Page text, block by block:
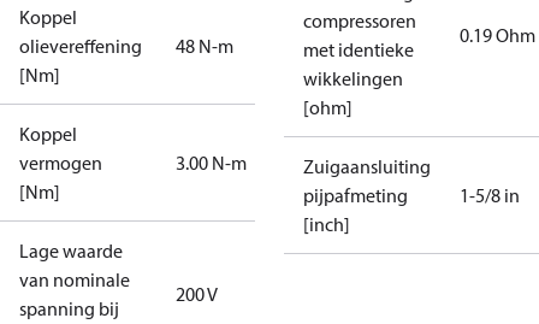
Koppel
olievereffening
[Nm]
48 N-m
Koppel
vermogen
[Nm]
3.00 N-m
Lage waarde
van nominale
spanning bij
200 V
compressoren
met identieke
wikkelingen
[ohm]
0.19 Ohm
Zuigaansluiting
pijpafmeting
[inch]
1-5/8 in